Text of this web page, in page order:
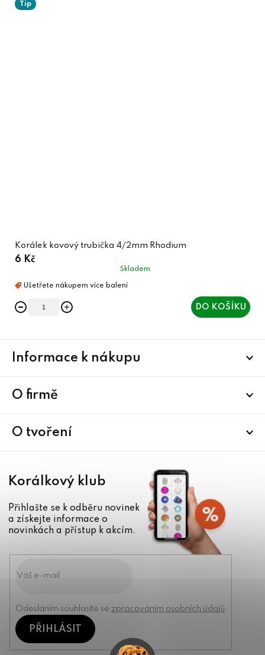
Tip
Korálek kovový trubička 4/2mm Rhodium
6 Kč
Skladem
DO KOŠÍKU
Informace k nákupu
O firmě
O tvoření
Korálkový klub
Přihlašte se k odběru novinek
a získejte informace o
novinkách a přístup k akcím.
Odesláním souhlasíte se zpracováním osobních údajů
PŘIHLÁSIT